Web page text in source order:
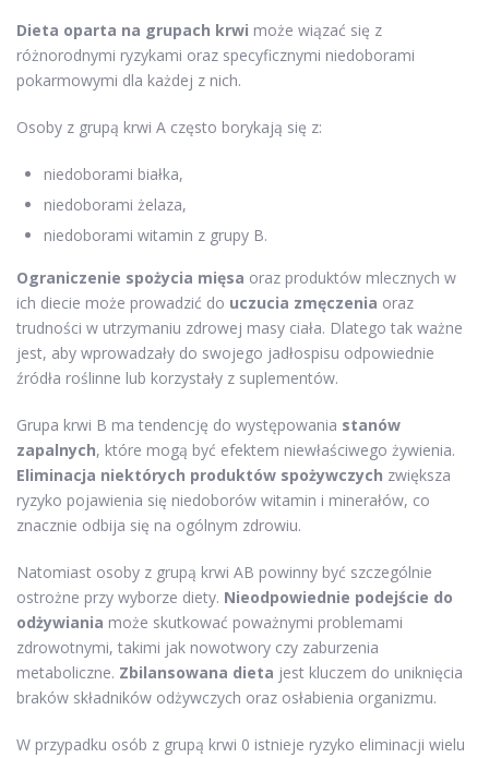
Dieta oparta na grupach krwi może wiązać się z
różnorodnymi ryzykami oraz specyficznymi niedoborami
pokarmowymi dla każdej z nich.
Osoby z grupą krwi A często borykają się z:
niedoborami białka,
niedoborami żelaza,
niedoborami witamin z grupy B.
Ograniczenie spożycia mięsa oraz produktów mlecznych w
ich diecie może prowadzić do uczucia zmęczenia oraz
trudności w utrzymaniu zdrowej masy ciała. Dlatego tak ważne
jest, aby wprowadzały do swojego jadłospisu odpowiednie
źródła roślinne lub korzystały z suplementów.
Grupa krwi B ma tendencję do występowania stanów
zapalnych, które mogą być efektem niewłaściwego żywienia.
Eliminacja niektórych produktów spożywczych zwiększa
ryzyko pojawienia się niedoborów witamin i minerałów, co
znacznie odbija się na ogólnym zdrowiu.
Natomiast osoby z grupą krwi AB powinny być szczególnie
ostrożne przy wyborze diety. Nieodpowiednie podejście do
odżywiania może skutkować poważnymi problemami
zdrowotnymi, takimi jak nowotwory czy zaburzenia
metaboliczne. Zbilansowana dieta jest kluczem do uniknięcia
braków składników odżywczych oraz osłabienia organizmu.
W przypadku osób z grupą krwi 0 istnieje ryzyko eliminacji wielu